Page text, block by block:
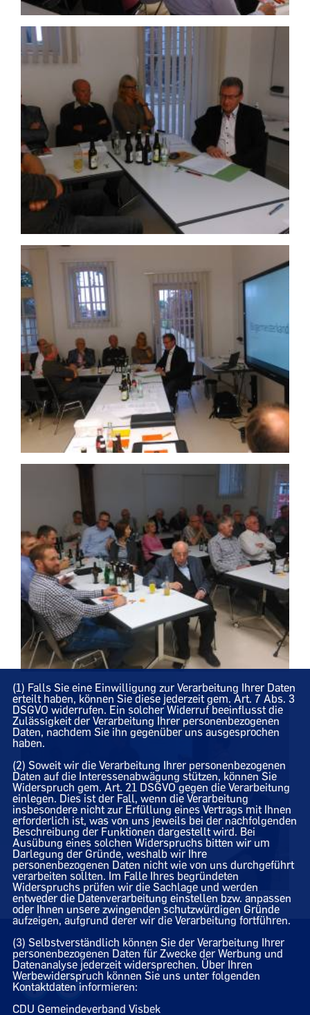
Homepage des CDU Gemeindeverbandes Visbek
(1) Falls Sie eine Einwilligung zur Verarbeitung Ihrer Daten
erteilt haben, können Sie diese jederzeit gem. Art. 7 Abs. 3
DSGVO widerrufen. Ein solcher Widerruf beeinflusst die
Zulässigkeit der Verarbeitung Ihrer personenbezogenen
Daten, nachdem Sie ihn gegenüber uns ausgesprochen
haben.
(2) Soweit wir die Verarbeitung Ihrer personenbezogenen
Daten auf die Interessenabwägung stützen, können Sie
Widerspruch gem. Art. 21 DSGVO gegen die Verarbeitung
einlegen. Dies ist der Fall, wenn die Verarbeitung
insbesondere nicht zur Erfüllung eines Vertrags mit Ihnen
erforderlich ist, was von uns jeweils bei der nachfolgenden
Beschreibung der Funktionen dargestellt wird. Bei
Ausübung eines solchen Widerspruchs bitten wir um
Darlegung der Gründe, weshalb wir Ihre
personenbezogenen Daten nicht wie von uns durchgeführt
verarbeiten sollten. Im Falle Ihres begründeten
Widerspruchs prüfen wir die Sachlage und werden
entweder die Datenverarbeitung einstellen bzw. anpassen
oder Ihnen unsere zwingenden schutzwürdigen Gründe
aufzeigen, aufgrund derer wir die Verarbeitung fortführen.
(3) Selbstverständlich können Sie der Verarbeitung Ihrer
personenbezogenen Daten für Zwecke der Werbung und
Datenanalyse jederzeit widersprechen. Über Ihren
Werbewiderspruch können Sie uns unter folgenden
Kontaktdaten informieren:
CDU Gemeindeverband Visbek